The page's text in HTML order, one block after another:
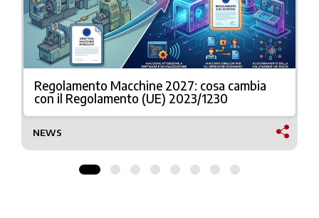
Regolamento Macchine 2027: cosa cambia
con il Regolamento (UE) 2023/1230
NEWS